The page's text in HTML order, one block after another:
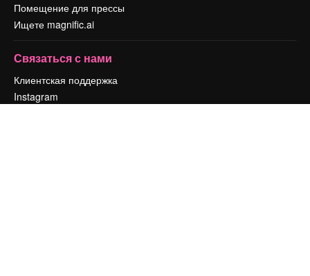
Помещение для прессы
Ищете magnific.ai
Связаться с нами
Клиентская поддержка
Instagram